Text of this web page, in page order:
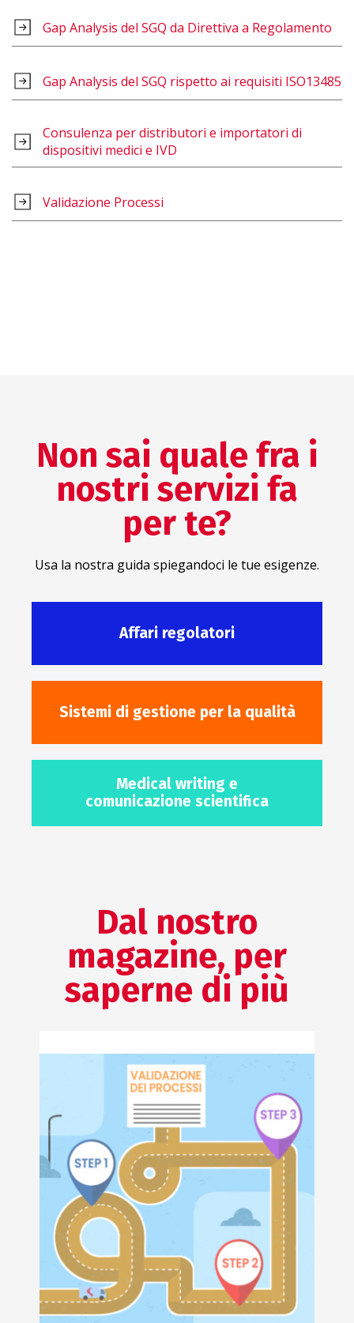
Gap Analysis del SGQ da Direttiva a Regolamento
Gap Analysis del SGQ rispetto ai requisiti ISO13485
Consulenza per distributori e importatori di
dispositivi medici e IVD
Validazione Processi
Non sai quale fra i
nostri servizi fa
per te?
Usa la nostra guida spiegandoci le tue esigenze.
Affari regolatori
Sistemi di gestione per la qualità
Medical writing e
comunicazione scientifica
Dal nostro
magazine, per
saperne di più